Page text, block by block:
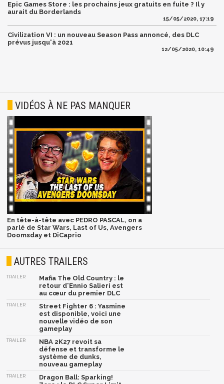
Epic Games Store : les prochains jeux gratuits en fuite ? Il y
aurait du Borderlands
15/05/2020, 17:19
Civilization VI : un nouveau Season Pass annoncé, des DLC
prévus jusqu'à 2021
12/05/2020, 10:49
VIDÉOS À NE PAS MANQUER
En tête-à-tête avec PEDRO PASCAL, on a
parlé de Star Wars, Last of Us, Avengers
Doomsday et DiCaprio
AUTRES TRAILERS
TRAILER
Mafia The Old Country : le
retour d'Ennio Salieri est
au cœur du premier DLC
TRAILER
Street Fighter 6 : Yasmine
est disponible, voici une
nouvelle vidéo de son
gameplay
TRAILER
NBA 2K27 revoit sa
défense et transforme le
système de dunks,
nouveau gameplay
TRAILER
Dragon Ball: Sparking!